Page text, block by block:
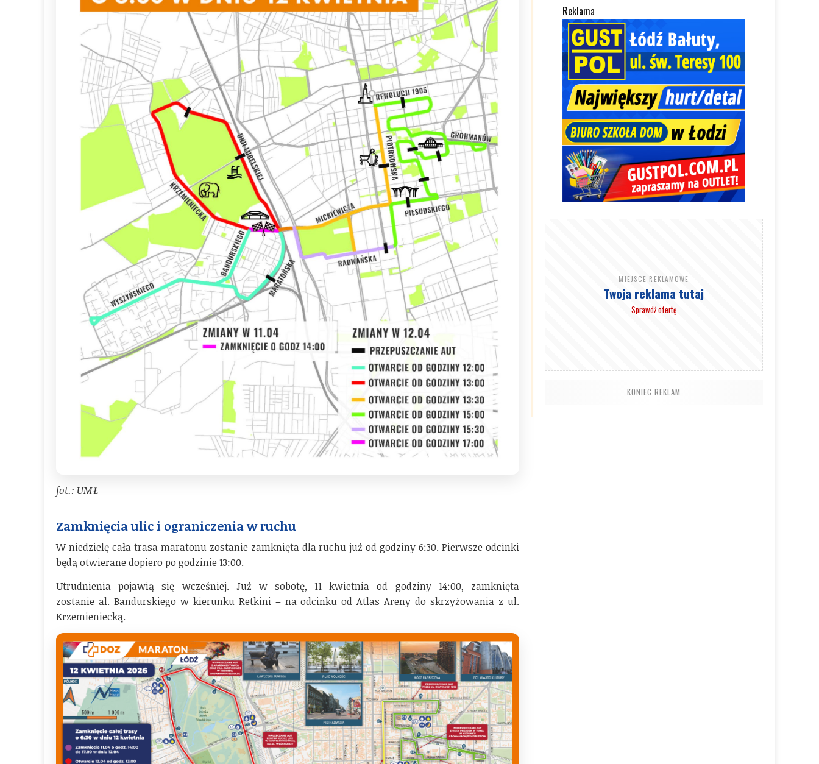
fot.: UMŁ
Zamknięcia ulic i ograniczenia w ruchu
W niedzielę cała trasa maratonu zostanie zamknięta dla ruchu już od godziny 6:30. Pierwsze odcinki
będą otwierane dopiero po godzinie 13:00.
Utrudnienia pojawią się wcześniej. Już w sobotę, 11 kwietnia od godziny 14:00, zamknięta
zostanie al. Bandurskiego w kierunku Retkini – na odcinku od Atlas Areny do skrzyżowania z ul.
Krzemieniecką.
Reklama
MIEJSCE REKLAMOWE
Twoja reklama tutaj
Sprawdź ofertę
KONIEC REKLAM